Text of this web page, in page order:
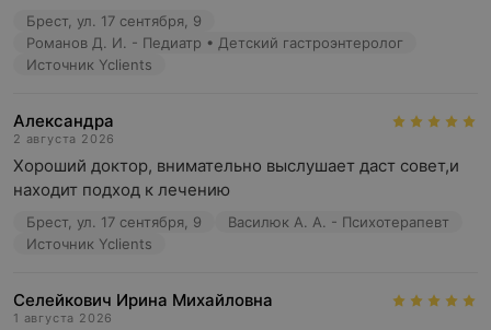
Брест, ул. 17 сентября, 9
Романов Д. И. - Педиатр • Детский гастроэнтеролог
Источник Yclients
Александра
2 августа 2026
Хороший доктор, внимательно выслушает даст совет,и
находит подход к лечению
Брест, ул. 17 сентября, 9
Василюк А. А. - Психотерапевт
Источник Yclients
Селейкович Ирина Михайловна
1 августа 2026